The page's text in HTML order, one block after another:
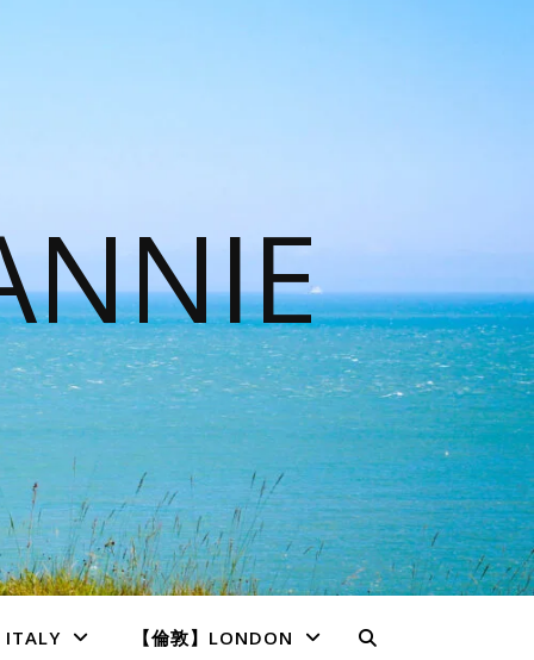
ITALY 【倫敦】LONDON